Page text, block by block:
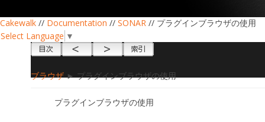
Cakewalk // Documentation // SONAR // プラグインブラウザの使用
Select Language ▼
ブラウザ► プラグインブラウザの使用
プラグインブラウザの使用